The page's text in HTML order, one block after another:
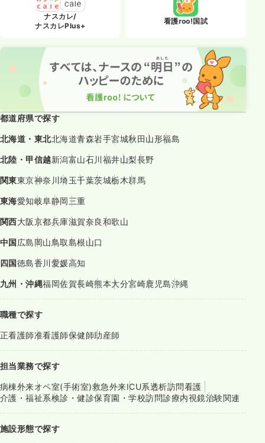
ナスカレ/
ナスカレPlus+
看護roo!国試
都道府県で探す
北海道・東北北海道青森岩手宮城秋田山形福島
北陸・甲信越新潟富山石川福井山梨長野
関東東京神奈川埼玉千葉茨城栃木群馬
東海愛知岐阜静岡三重
関西大阪京都兵庫滋賀奈良和歌山
中国広島岡山鳥取島根山口
四国徳島香川愛媛高知
九州・沖縄福岡佐賀長崎熊本大分宮崎鹿児島沖縄
職種で探す
正看護師准看護師保健師助産師
担当業務で探す
病棟外来オペ室(手術室)救急外来ICU系透析訪問看護
介護・福祉系検診・健診保育園・学校訪問診療内視鏡治験関連
施設形態で探す